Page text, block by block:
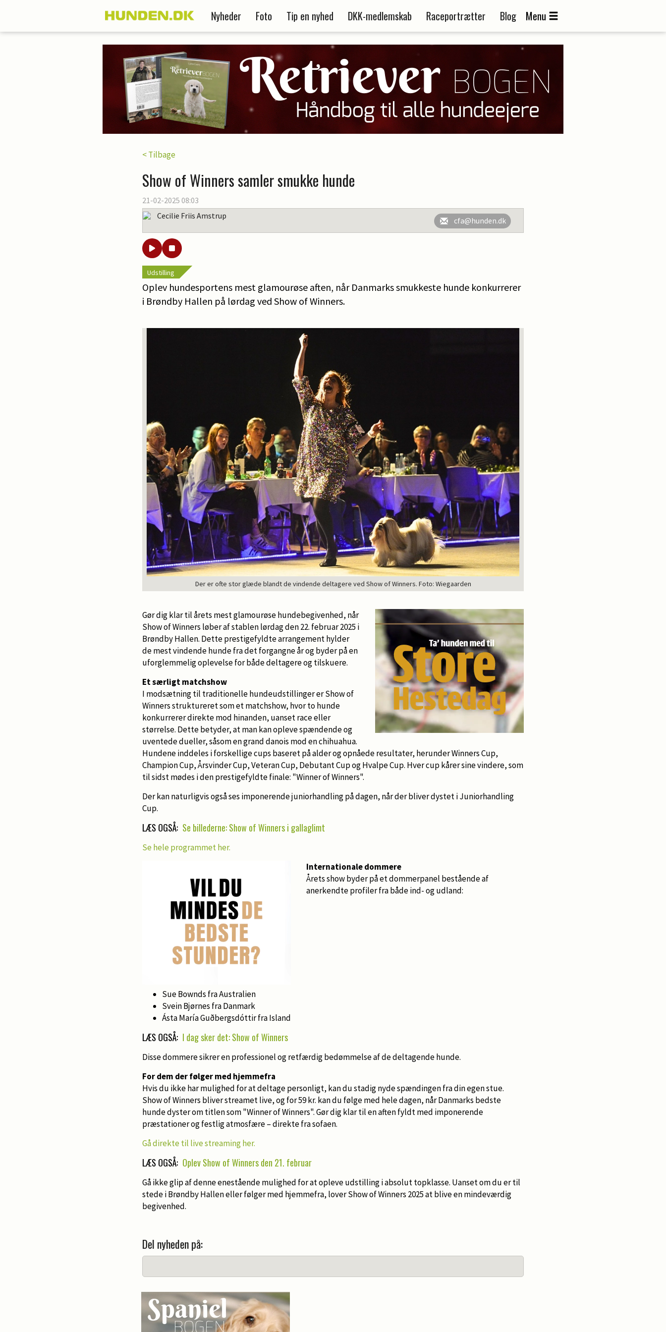
Nyheder Foto Tip en nyhed DKK-medlemskab Raceportrætter Blog Menu
< Tilbage
Show of Winners samler smukke hunde
21-02-2025 08:03
Cecilie Friis Amstrup
cfa@hunden.dk
Udstilling
Oplev hundesportens mest glamourøse aften, når Danmarks smukkeste hunde konkurrerer
i Brøndby Hallen på lørdag ved Show of Winners.
Der er ofte stor glæde blandt de vindende deltagere ved Show of Winners. Foto: Wiegaarden
Gør dig klar til årets mest glamourøse hundebegivenhed, når
Show of Winners løber af stablen lørdag den 22. februar 2025 i
Brøndby Hallen. Dette prestigefyldte arrangement hylder
de mest vindende hunde fra det forgangne år og byder på en
uforglemmelig oplevelse for både deltagere og tilskuere.
Et særligt matchshow
I modsætning til traditionelle hundeudstillinger er Show of
Winners struktureret som et matchshow, hvor to hunde
konkurrerer direkte mod hinanden, uanset race eller
størrelse. Dette betyder, at man kan opleve spændende og
uventede dueller, såsom en grand danois mod en chihuahua.
Hundene inddeles i forskellige cups baseret på alder og opnåede resultater, herunder Winners Cup,
Champion Cup, Årsvinder Cup, Veteran Cup, Debutant Cup og Hvalpe Cup. Hver cup kårer sine vindere, som
til sidst mødes i den prestigefyldte finale: "Winner of Winners".
Der kan naturligvis også ses imponerende juniorhandling på dagen, når der bliver dystet i Juniorhandling
Cup.
LÆS OGSÅ: Se billederne: Show of Winners i gallaglimt
Se hele programmet her.
Internationale dommere
Årets show byder på et dommerpanel bestående af
anerkendte profiler fra både ind- og udland:
Sue Bownds fra Australien
Svein Bjørnes fra Danmark
Ásta María Guðbergsdóttir fra Island
LÆS OGSÅ: I dag sker det: Show of Winners
Disse dommere sikrer en professionel og retfærdig bedømmelse af de deltagende hunde.
For dem der følger med hjemmefra
Hvis du ikke har mulighed for at deltage personligt, kan du stadig nyde spændingen fra din egen stue.
Show of Winners bliver streamet live, og for 59 kr. kan du følge med hele dagen, når Danmarks bedste
hunde dyster om titlen som "Winner of Winners". Gør dig klar til en aften fyldt med imponerende
præstationer og festlig atmosfære – direkte fra sofaen.
Gå direkte til live streaming her.
LÆS OGSÅ: Oplev Show of Winners den 21. februar
Gå ikke glip af denne enestående mulighed for at opleve udstilling i absolut topklasse. Uanset om du er til
stede i Brøndby Hallen eller følger med hjemmefra, lover Show of Winners 2025 at blive en mindeværdig
begivenhed.
Del nyheden på: